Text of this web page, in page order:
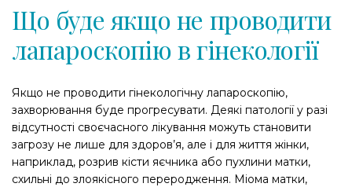
Що буде якщо не проводити
лапароскопію в гінекології
Якщо не проводити гінекологічну лапароскопію,
захворювання буде прогресувати. Деякі патології у разі
відсутності своєчасного лікування можуть становити
загрозу не лише для здоров’я, але і для життя жінки,
наприклад, розрив кісти яєчника або пухлини матки,
схильні до злоякісного переродження. Міома матки,